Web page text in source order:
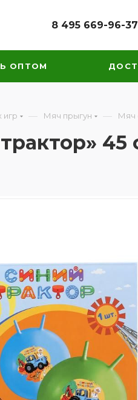
8 495 669-96-37
ОПТОМ
игр — Мяч прыгун — Мяч
45